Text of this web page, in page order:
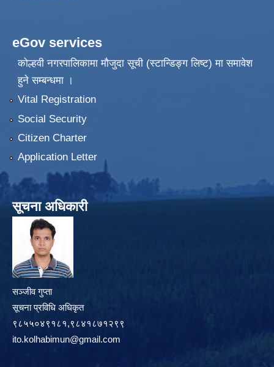
eGov services
कोल्हवी नगरपालिकामा मौजुदा सूची (स्टान्डिङ्ग लिष्ट) मा समावेश
हुने सम्बन्धमा ।
Vital Registration
Social Security
Citizen Charter
Application Letter
सूचना अधिकारी
सञ्जीव गुप्ता
सूचना प्रविधि अधिकृत
९८५५०४९१८१,९८४१८७१२९९
ito.kolhabimun@gmail.com